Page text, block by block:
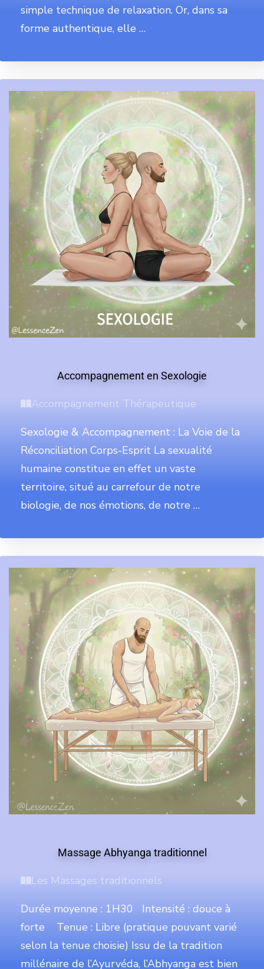
simple technique de relaxation. Or, dans sa
forme authentique, elle …
Accompagnement en Sexologie
Accompagnement Thérapeutique
Sexologie & Accompagnement : La Voie de la
Réconciliation Corps-Esprit La sexualité
humaine constitue en effet un vaste
territoire, situé au carrefour de notre
biologie, de nos émotions, de notre …
Massage Abhyanga traditionnel
Les Massages traditionnels
Durée moyenne : 1H30 Intensité : douce à
forte Tenue : Libre (pratique pouvant varié
selon la tenue choisie) Issu de la tradition
millénaire de l’Ayurvéda, l’Abhyanga est bien